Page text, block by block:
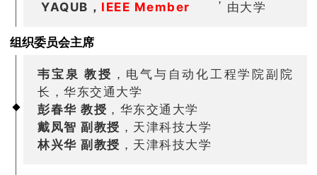
YAQUB， IEEE Member
由大学
组织委员会主席
韦宝泉 教授 ，电气与自动化工程学院副院
长，华东交通大学
彭春华 教授 ，华东交通大学
戴凤智 副教授 ，天津科技大学
林兴华 副教授 ，天津科技大学